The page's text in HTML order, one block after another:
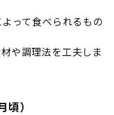
って食べられるもの
や調理法を工夫しま
）